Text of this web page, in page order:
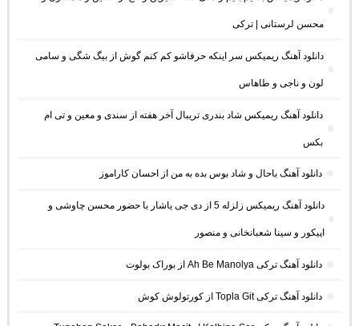
محسن لرستانی | ترکی
دانلود آهنگ ریمیکس سر اینکه حرفاشو کم کنم گوش از بیگ شگی و سامی
لون و ناجی و طاهاس
دانلود آهنگ ریمیکس شاد بندری تریبال آخر هفته از سندی و معین و تی ام
بکس
دانلود آهنگ باحال و شاد بوس بده به من از احسان کاراموز
دانلود آهنگ ریمیکس زلزله 5 از دی جی یاشار با حضور محسن چاوشی و
اپیکور و سینا شعبانخانی و منصور
دانلود آهنگ ترکی Ah Be Manolya از بوراک بولوت
دانلود آهنگ ترکی Topla Git از کورتولوش کوش